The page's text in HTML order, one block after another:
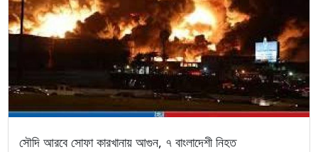
সৌদি আরবে সোফা কারখানায় আগুন, ৭ বাংলাদেশী নিহত